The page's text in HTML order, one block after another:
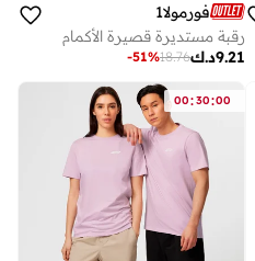
فورمولا1
رقبة مستديرة قصيرة الأكمام
د.ك9.21
18.76
-51%
00:30:00